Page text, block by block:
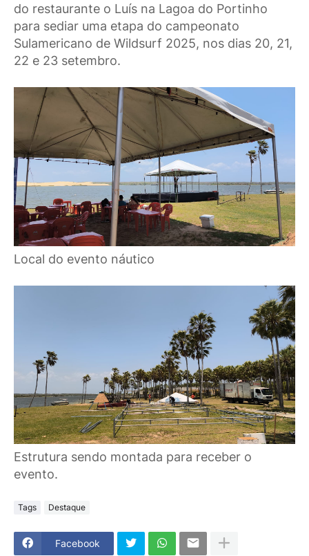
do restaurante o Luís na Lagoa do Portinho
para sediar uma etapa do campeonato
Sulamericano de Wildsurf 2025, nos dias 20, 21,
22 e 23 setembro.
Local do evento náutico
Estrutura sendo montada para receber o
evento.
Tags Destaque
Facebook